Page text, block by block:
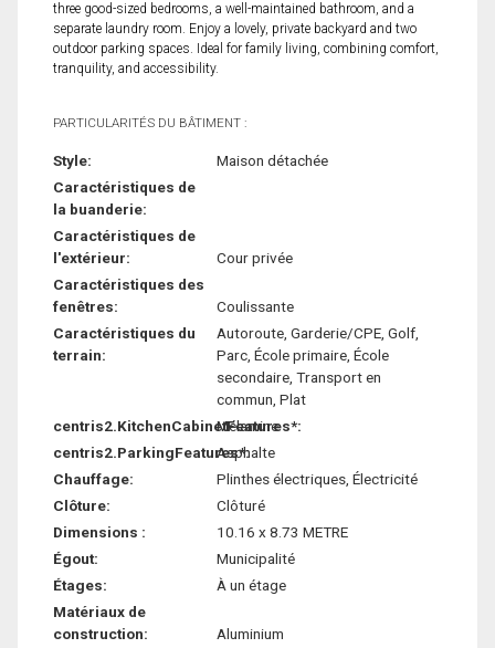
three good-sized bedrooms, a well-maintained bathroom, and a
separate laundry room. Enjoy a lovely, private backyard and two
outdoor parking spaces. Ideal for family living, combining comfort,
tranquility, and accessibility.
PARTICULARITÉS DU BÂTIMENT :
Style:
Maison détachée
Caractéristiques de
la buanderie:
Caractéristiques de
l'extérieur:
Cour privée
Caractéristiques des
fenêtres:
Coulissante
Caractéristiques du
terrain:
Autoroute, Garderie/CPE, Golf,
Parc, École primaire, École
secondaire, Transport en
commun, Plat
centris2.KitchenCabinetFeatures*:
Mélamine
centris2.ParkingFeatures*:
Asphalte
Chauffage:
Plinthes électriques, Électricité
Clôture:
Clôturé
Dimensions :
10.16 x 8.73 METRE
Égout:
Municipalité
Étages:
À un étage
Matériaux de
construction:
Aluminium